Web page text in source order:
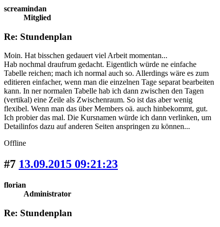
screamindan
Mitglied
Re: Stundenplan
Moin. Hat bisschen gedauert viel Arbeit momentan...
Hab nochmal draufrum gedacht. Eigentlich würde ne einfache
Tabelle reichen; mach ich normal auch so. Allerdings wäre es zum
editieren einfacher, wenn man die einzelnen Tage separat bearbeiten
kann. In ner normalen Tabelle hab ich dann zwischen den Tagen
(vertikal) eine Zeile als Zwischenraum. So ist das aber wenig
flexibel. Wenn man das über Members oä. auch hinbekommt, gut.
Ich probier das mal. Die Kursnamen würde ich dann verlinken, um
Detailinfos dazu auf anderen Seiten anspringen zu können...
Offline
#7 13.09.2015 09:21:23
florian
Administrator
Re: Stundenplan